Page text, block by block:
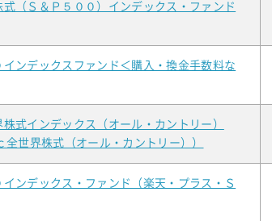
（Ｓ＆Ｐ５００）インデックス・ファンド
ンデックスファンド＜購入・換金手数料な
式インデックス（オール・カントリー）
全世界株式（オール・カントリー））
ンデックス・ファンド（楽天・プラス・Ｓ